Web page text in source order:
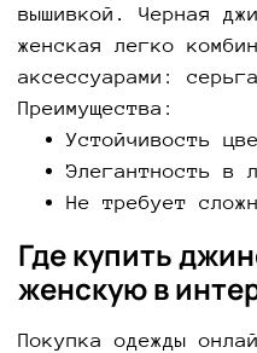
вышивкой. Черная
женская легко
аксессуарами:
Преимущества:
Устойчивость
Элегантность в
Не требует
Где купить
женскую в
Покупка одежды